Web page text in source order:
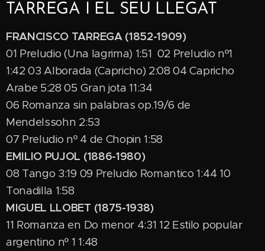
TARREGA I EL SEU LLEGAT
FRANCISCO TARREGA (1852-1909)
01 Preludio (Una lagrima) 1:51 02 Preludio nº1
1:42 03 Alborada (Capricho) 2:08 04 Capricho
Arabe 5:28 05 Gran jota 11:34
06 Romanza sin palabras op.19/6 de
Mendelssohn 2:53
07 Preludio nº 4 de Chopin 1:58
EMILIO PUJOL (1886-1980)
08 Tango 3:19 09 Preludio Romantico 1:44 10
Tonadilla 1:58
MIGUEL LLOBET (1875-1938)
11 Romanza en Do menor 4:31 12 Estilo popular
argentino nº 1 1:48